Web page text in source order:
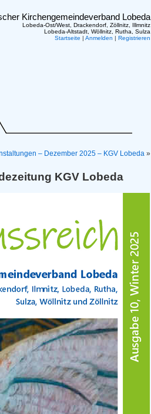
Kirchengemeindeverband Lobeda
Lobeda-Ost/West, Drackendorf, Zöllnitz, Illmnitz
Lobeda-Altstadt, Wöllnitz, Rutha, Sulza
Startseite | Anmelden | Registrieren
– Dezember 2025 – KGV Lobeda »
KGV Lobeda